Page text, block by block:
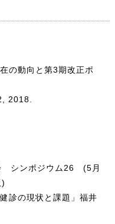
の動向と第3期改正ポ
2018.
シンポジウム26 (5月
診の現状と課題」福井